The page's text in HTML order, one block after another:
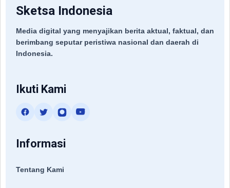
Sketsa Indonesia
Media digital yang menyajikan berita aktual, faktual, dan
berimbang seputar peristiwa nasional dan daerah di
Indonesia.
Ikuti Kami
Informasi
Tentang Kami